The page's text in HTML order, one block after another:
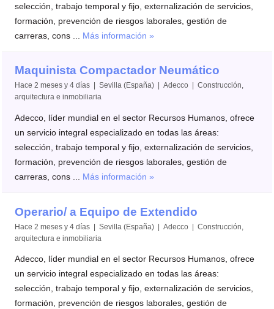
selección, trabajo temporal y fijo, externalización de servicios,
formación, prevención de riesgos laborales, gestión de
carreras, cons ... Más información »
Maquinista Compactador Neumático
Hace 2 meses y 4 días | Sevilla (España) | Adecco | Construcción,
arquitectura e inmobiliaria
Adecco, líder mundial en el sector Recursos Humanos, ofrece
un servicio integral especializado en todas las áreas:
selección, trabajo temporal y fijo, externalización de servicios,
formación, prevención de riesgos laborales, gestión de
carreras, cons ... Más información »
Operario/ a Equipo de Extendido
Hace 2 meses y 4 días | Sevilla (España) | Adecco | Construcción,
arquitectura e inmobiliaria
Adecco, líder mundial en el sector Recursos Humanos, ofrece
un servicio integral especializado en todas las áreas:
selección, trabajo temporal y fijo, externalización de servicios,
formación, prevención de riesgos laborales, gestión de